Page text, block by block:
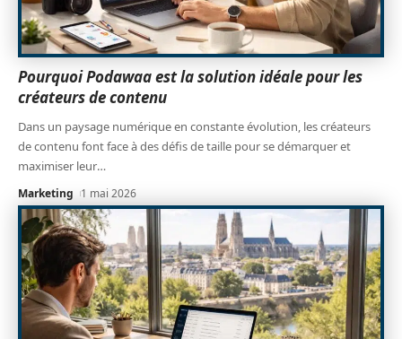
Pourquoi Podawaa est la solution idéale pour les
créateurs de contenu
Dans un paysage numérique en constante évolution, les créateurs
de contenu font face à des défis de taille pour se démarquer et
maximiser leur…
Marketing 1 mai 2026